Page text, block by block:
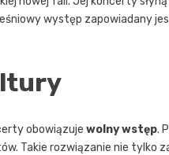
występ zapowiadany
obowiązuje wolny wstęp.
Takie rozwiązanie nie tylko